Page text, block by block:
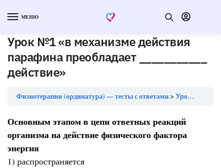
МЕНЮ
Урок №1 «в механизме действия
парафина преобладает ___________
действие»
Физиотерапия (ординатура) — тесты с ответами Урок №1 «в механизме действия парафина преобладает ___________ действие»
Основным этапом в цепи ответных реакций
организма на действие физического фактора
энергия
1) распространяется